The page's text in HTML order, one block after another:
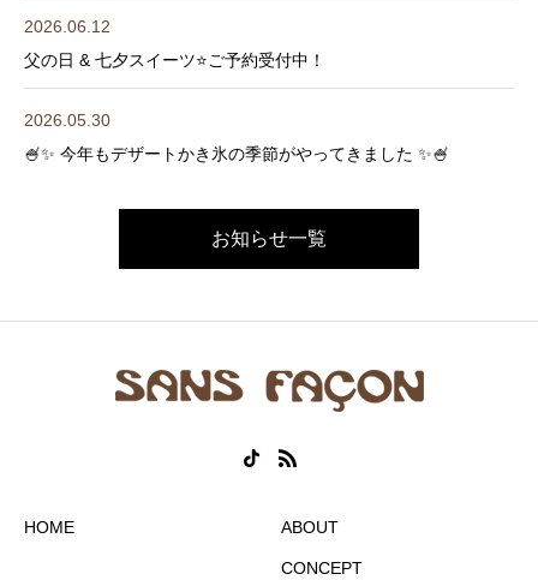
2026.06.12
父の日 & 七夕スイーツ⭐️ご予約受付中！
2026.05.30
🍧✨ 今年もデザートかき氷の季節がやってきました ✨🍧
お知らせ一覧
HOME ABOUT
CONCEPT